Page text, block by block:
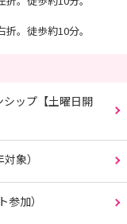
。徒歩約10分。
シップ【土曜日開
象）
加）